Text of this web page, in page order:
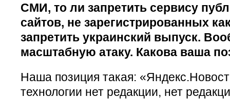
СМИ, то ли запретить сервису
сайтов, не зарегистрированных
запретить украинский выпуск.
масштабную атаку. Какова ваша
Наша позиция такая:
технологии нет редакции, нет